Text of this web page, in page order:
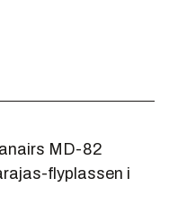
MD-82
flyplassen i